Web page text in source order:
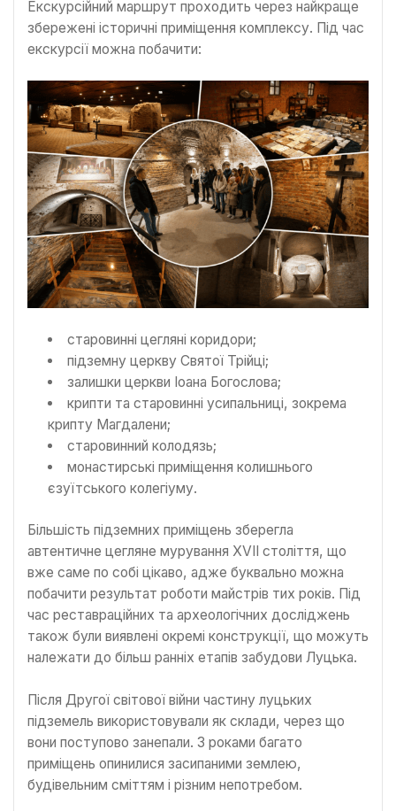
Екскурсійний маршрут проходить через найкраще
збережені історичні приміщення комплексу. Під час
екскурсії можна побачити:
старовинні цегляні коридори;
підземну церкву Святої Трійці;
залишки церкви Іоана Богослова;
крипти та старовинні усипальниці, зокрема
крипту Магдалени;
старовинний колодязь;
монастирські приміщення колишнього
єзуїтського колегіуму.
Більшість підземних приміщень зберегла
автентичне цегляне мурування XVII століття, що
вже саме по собі цікаво, адже буквально можна
побачити результат роботи майстрів тих років. Під
час реставраційних та археологічних досліджень
також були виявлені окремі конструкції, що можуть
належати до більш ранніх етапів забудови Луцька.
Після Другої світової війни частину луцьких
підземель використовували як склади, через що
вони поступово занепали. З роками багато
приміщень опинилися засипаними землею,
будівельним сміттям і різним непотребом.